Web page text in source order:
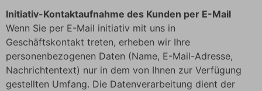
Initiativ-Kontaktaufnahme des Kunden per E-Mail
Wenn Sie per E-Mail initiativ mit uns in
Geschäftskontakt treten, erheben wir Ihre
personenbezogenen Daten (Name, E-Mail-Adresse,
Nachrichtentext) nur in dem von Ihnen zur Verfügung
gestellten Umfang. Die Datenverarbeitung dient der